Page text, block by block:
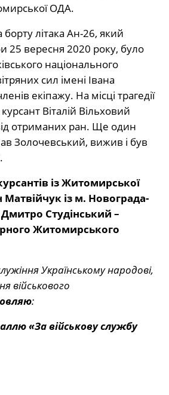
ОДА.
літака Ан-26, який
25 вересня 2020 року, було
національного
сил імені Івана
екіпажу. На місці трагедії
Віталій Вільховий
отриманих ран. Ще один
Золочевський, вижив і був
із Житомирської
Матвійчук із м. Новограда-
Студінський –
Житомирського
Українському народові,
військового
:
«За військову службу